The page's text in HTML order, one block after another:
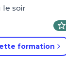
le soir
formation